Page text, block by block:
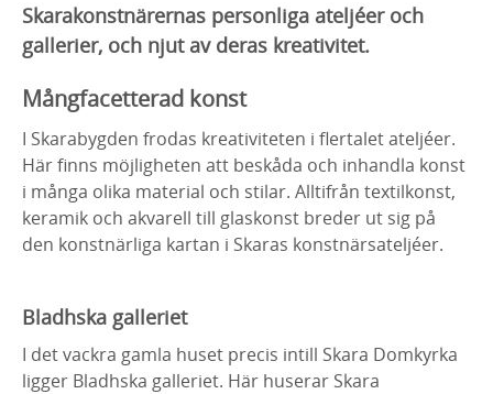
Skarakonstnärernas personliga ateljéer och
gallerier, och njut av deras kreativitet.
Mångfacetterad konst
I Skarabygden frodas kreativiteten i flertalet ateljéer.
Här finns möjligheten att beskåda och inhandla konst
i många olika material och stilar. Alltifrån textilkonst,
keramik och akvarell till glaskonst breder ut sig på
den konstnärliga kartan i Skaras konstnärsateljéer.
Bladhska galleriet
I det vackra gamla huset precis intill Skara Domkyrka
ligger Bladhska galleriet. Här huserar Skara